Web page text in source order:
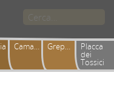
Camaiorese Greppolungo Placca
dei
Tossici